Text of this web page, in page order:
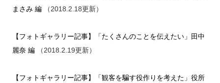
まさみ 編（2018.2.18更新）
【フォトギャラリー記事】「たくさんのことを伝えたい」田中
麗奈 編（2018.2.19更新）
【フォトギャラリー記事】「観客を騙す役作りを考えた」役所